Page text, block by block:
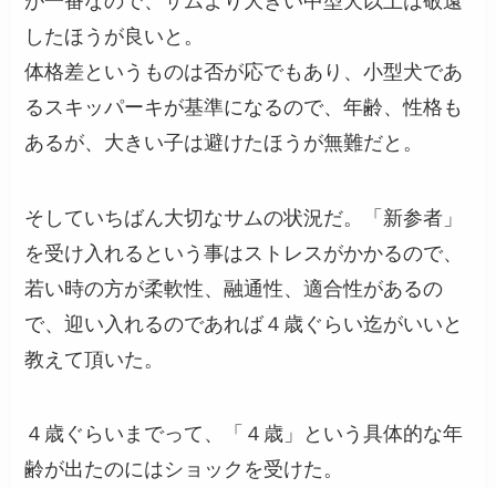
したほうが良いと。
体格差というものは否が応でもあり、小型犬であ
るスキッパーキが基準になるので、年齢、性格も
あるが、大きい子は避けたほうが無難だと。
そしていちばん大切なサムの状況だ。「新参者」
を受け入れるという事はストレスがかかるので、
若い時の方が柔軟性、融通性、適合性があるの
で、迎い入れるのであれば４歳ぐらい迄がいいと
教えて頂いた。
４歳ぐらいまでって、「４歳」という具体的な年
齢が出たのにはショックを受けた。